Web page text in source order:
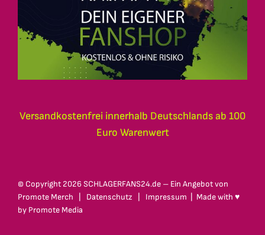
Versandkostenfrei innerhalb Deutschlands ab 100
Euro Warenwert
© Copyright 2026 SCHLAGERFANS24.de – Ein Angebot von
Promote Merch
Datenschutz Impressum | Made with ♥
by Promote Media